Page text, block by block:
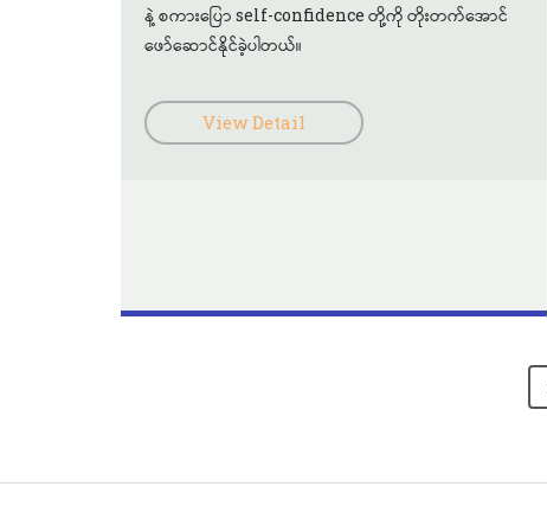
နဲ့ စကားပြော self-confidence တို့ကို တိုးတက်အောင်
ဖော်ဆောင်နိုင်ခဲ့ပါတယ်။
View Detail